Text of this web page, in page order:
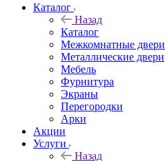
Каталог
Назад
Каталог
Межкомнатные двери
Металлические двери
Мебель
Фурнитура
Экраны
Перегородки
Арки
Акции
Услуги
Назад